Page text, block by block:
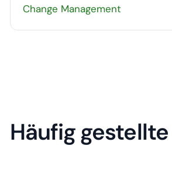
Change Management
Häufig